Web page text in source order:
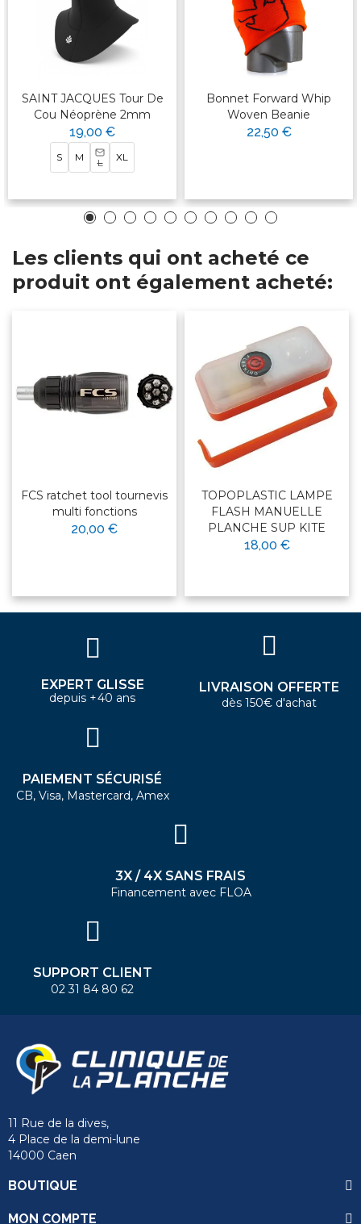
SAINT JACQUES Tour De
Cou Néoprène 2mm
19,00 €
S M L XL
Bonnet Forward Whip
Woven Beanie
22,50 €
Les clients qui ont acheté ce
produit ont également acheté:
FCS ratchet tool tournevis
multi fonctions
20,00 €
TOPOPLASTIC LAMPE
FLASH MANUELLE
PLANCHE SUP KITE
18,00 €
EXPERT GLISSE
depuis +40 ans
LIVRAISON OFFERTE
dès 150€ d'achat
PAIEMENT SÉCURISÉ
CB, Visa, Mastercard, Amex
3X / 4X SANS FRAIS
Financement avec FLOA
SUPPORT CLIENT
02 31 84 80 62
11 Rue de la dives,
4 Place de la demi-lune
14000 Caen
BOUTIQUE
MON COMPTE